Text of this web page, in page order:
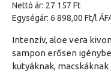
Nettó ár: 27 157 Ft
Egységár: 6 898,00 Ft/l
Intenzív, aloe vera
sampon erősen
kutyáknak, macskáknak